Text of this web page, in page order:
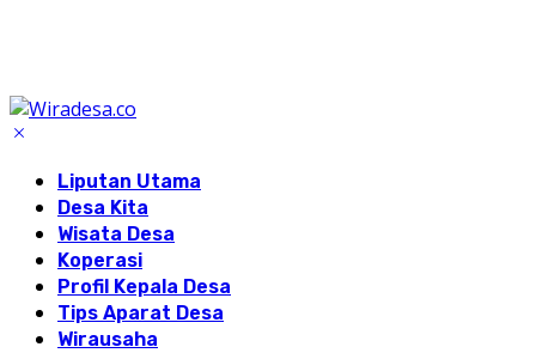
Liputan Utama
Desa Kita
Wisata Desa
Koperasi
Profil Kepala Desa
Tips Aparat Desa
Wirausaha